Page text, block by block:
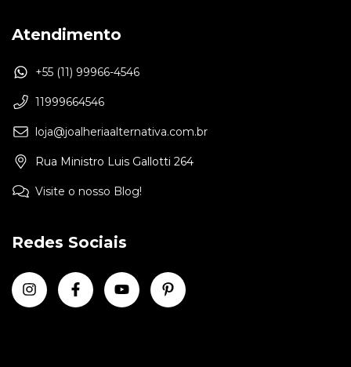
Atendimento
+55 (11) 99966-4546
11999664546
loja@joalheriaalternativa.com.br
Rua Ministro Luis Gallotti 264
Visite o nosso Blog!
Redes Sociais